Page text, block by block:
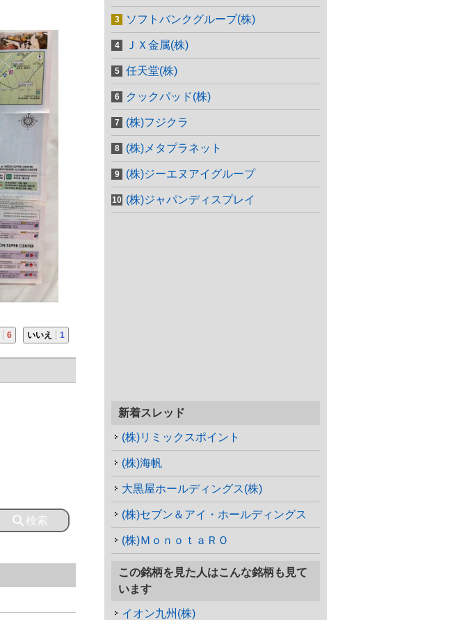
6 いいえ 1
ソフトバンクグループ(株)
ＪＸ金属(株)
任天堂(株)
クックパッド(株)
(株)フジクラ
(株)メタプラネット
(株)ジーエヌアイグループ
(株)ジャパンディスプレイ
新着スレッド
(株)リミックスポイント
(株)海帆
大黒屋ホールディングス(株)
(株)セブン＆アイ・ホールディングス
(株)ＭｏｎｏｔａＲＯ
この銘柄を見た人はこんな銘柄も見て
います
イオン九州(株)